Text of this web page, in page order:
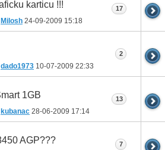
karticu !!!
Milosh 24-09-2009 15:18
17
dado1973 10-07-2009 22:33
2
1GB
kubanac 28-06-2009 17:14
13
AGP??? 7